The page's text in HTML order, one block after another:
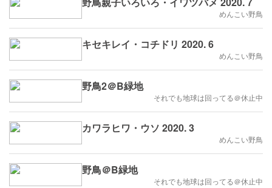
めんこい野鳥
キセキレイ・コチドリ 2020. 6
めんこい野鳥
野鳥2＠B緑地
それでも地球は回ってる＠休止中
カワラヒワ・ウソ 2020. 3
めんこい野鳥
野鳥＠B緑地
それでも地球は回ってる＠休止中